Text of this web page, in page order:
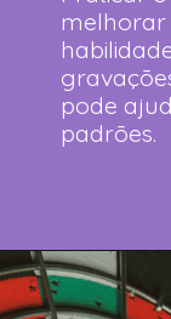
melhorar
pode
padrões.